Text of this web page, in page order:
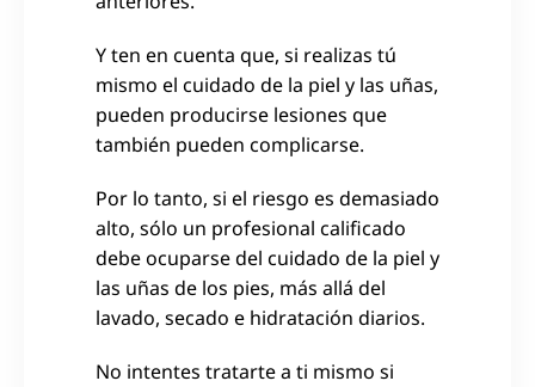
Y ten en cuenta que, si realizas tú
mismo el cuidado de la piel y las uñas,
pueden producirse lesiones que
también pueden complicarse.
Por lo tanto, si el riesgo es demasiado
alto, sólo un profesional calificado
debe ocuparse del cuidado de la piel y
las uñas de los pies, más allá del
lavado, secado e hidratación diarios.
No intentes tratarte a ti mismo si